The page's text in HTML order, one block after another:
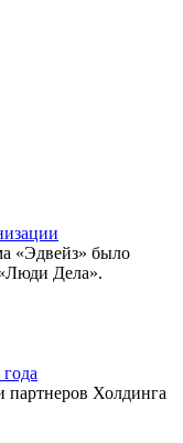
«Эдвейз» было
Дела».
партнеров Холдинга